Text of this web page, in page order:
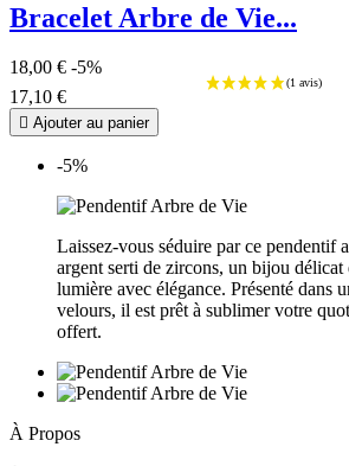
Bracelet Arbre de Vie...
18,00 € -5%
17,10 €
 Ajouter au panier
-5%
Laissez-vous séduire par ce pendentif
argent serti de zircons, un bijou délicat
lumière avec élégance. Présenté dans
velours, il est prêt à sublimer votre
offert.
À Propos